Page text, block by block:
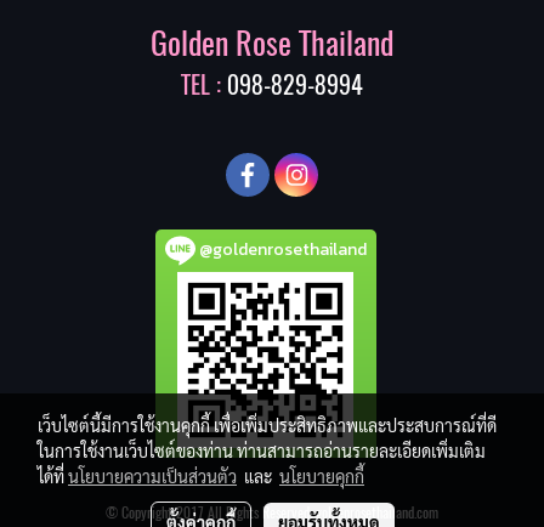
Golden Rose Thailand
TEL : 098-829-8994
@goldenrosethailand
© Copyright 2017 All Rights Reserved. goldenrosethailand.com
เว็บไซต์นี้มีการใช้งานคุกกี้ เพื่อเพิ่มประสิทธิภาพและประสบการณ์ที่ดี
ในการใช้งานเว็บไซต์ของท่าน ท่านสามารถอ่านรายละเอียดเพิ่มเติม
ได้ที่นโยบายความเป็นส่วนตัว และ นโยบายคุกกี้
ตั้งค่าคุกกี้ ยอมรับทั้งหมด